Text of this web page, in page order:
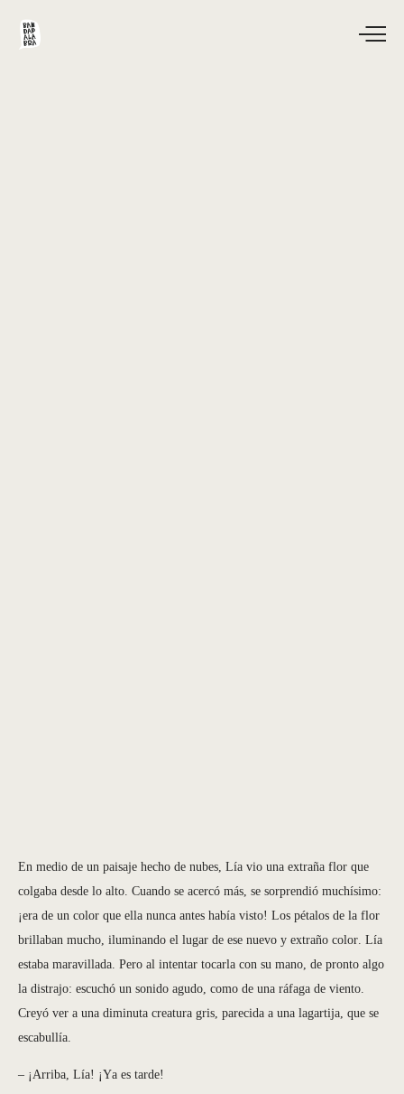
En medio de un paisaje hecho de nubes, Lía vio una extraña flor que
colgaba desde lo alto. Cuando se acercó más, se sorprendió muchísimo:
¡era de un color que ella nunca antes había visto! Los pétalos de la flor
brillaban mucho, iluminando el lugar de ese nuevo y extraño color. Lía
estaba maravillada. Pero al intentar tocarla con su mano, de pronto algo
la distrajo: escuchó un sonido agudo, como de una ráfaga de viento.
Creyó ver a una diminuta creatura gris, parecida a una lagartija, que se
escabullía.
– ¡Arriba, Lía! ¡Ya es tarde!